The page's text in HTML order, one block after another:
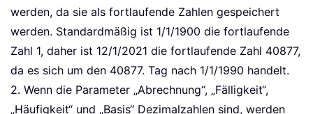
werden, da sie als fortlaufende Zahlen gespeichert
werden. Standardmäßig ist 1/1/1900 die fortlaufende
Zahl 1, daher ist 12/1/2021 die fortlaufende Zahl 40877,
da es sich um den 40877. Tag nach 1/1/1990 handelt.
2. Wenn die Parameter „Abrechnung“, „Fälligkeit“,
„Häufigkeit“ und „Basis“ Dezimalzahlen sind, werden